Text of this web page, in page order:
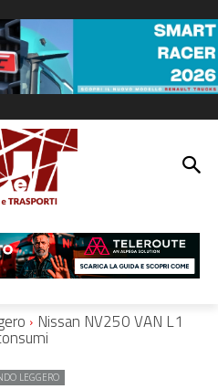
Nissan NV250 VAN L1
LEGGERO